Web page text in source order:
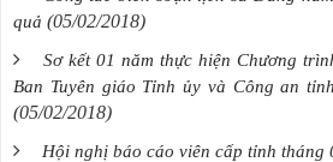
quả (05/02/2018)
Sơ kết 01 năm thực hiện Chương
Ban Tuyên giáo Tỉnh ủy và Công an
(05/02/2018)
Hội nghị báo cáo viên cấp tỉnh tháng